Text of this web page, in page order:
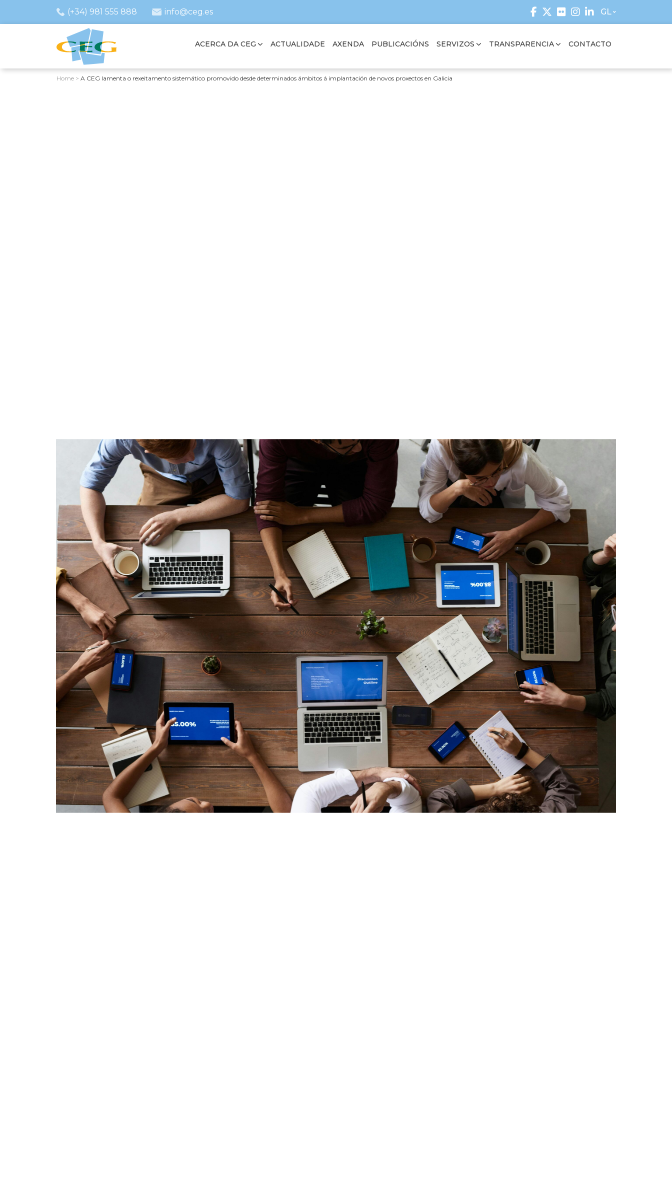
(+34) 981 555 888 info@ceg.es GL
ACERCA DA CEG ACTUALIDADE AXENDA PUBLICACIÓNS SERVIZOS TRANSPARENCIA CONTACTO
Home >A CEG lamenta o rexeitamento sistemático promovido desde determinados ámbitos á implantación de novos proxectos en Galicia